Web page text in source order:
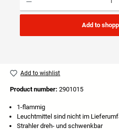
Add to
Add to wishlist
Product number: 2901015
1-flammig
Leuchtmittel sind nicht im
Strahler dreh- und schwenkbar